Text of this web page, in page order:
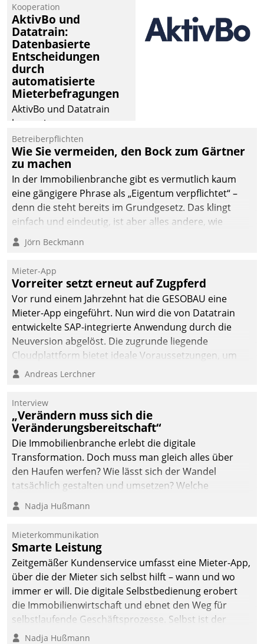
einsehen und ändern
oder
Schadensmeldungen
abgeben – rund um die
Uhr.
Kooperation
AktivBo und
Datatrain:
Datenbasierte
Entscheidungen
durch
automatisierte
Mieterbefragungen
AktivBo und Datatrain
kooperieren –
Immobilienunternehmen
profitieren: Die nahtlose
Integration der Lösungen
von AktivBo und
Datatrain ermöglicht
automatisiert ausgelöste,
zielgerichtete
Mieterbefragungen – eine
starke Grundlage für
intelligente,
datengestützte
Entscheidungen.
Betreiberpflichten
Wie Sie vermeiden, den Bock zum Gärtner
zu machen
In der Immobilienbranche gibt es vermutlich kaum
eine gängigere Phrase als „Eigentum verpflichtet“ –
denn die steht bereits im Grundgesetz. Das klingt
einfach und eindeutig, ist aber alles andere, wie
Branchenbeschäftigte wissen. Denn mit der
Verantwortung folgen Verpflichtungen.
Jörn Beckmann
Mieter-App
Vorreiter setzt erneut auf Zugpferd
Vor rund einem Jahrzehnt hat die GESOBAU eine
Mieter-App eingeführt. Nun wird die von Datatrain
entwickelte SAP-integrierte Anwendung durch die
Neuversion abgelöst. Die zugrunde liegende
Cloudplattform bietet ideale Voraussetzungen, um
die Funktionalität der App zu erweitern und weitere
integrieren.
Andreas Lerchner
Interview
„Verändern muss sich die
Veränderungsbereitschaft“
Die Immobilienbranche erlebt die digitale
Transformation. Doch muss man gleich alles über
den Haufen werfen? Wie lässt sich der Wandel
tatsächlich gestalten und umsetzen? Welche
Argumente zählen wirklich?
Nadja Hußmann
Mieterkommunikation
Smarte Leistung
Zeitgemäßer Kundenservice umfasst eine Mieter-App,
über die der Mieter sich selbst hilft – wann und wo
immer er will. Die digitale Selbstbedienung erobert
die Immobilienwirtschaft und ebnet den Weg für
selbstlaufende Geschäftsprozesse. Selbst ist der
Kunde und smart der Serviceanbieter.
Nadja Hußmann